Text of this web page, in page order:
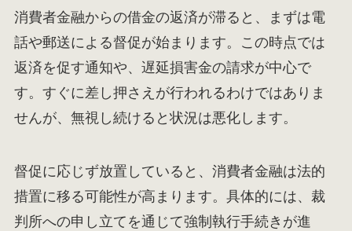
消費者金融からの借金の返済が滞ると、まずは電
話や郵送による督促が始まります。この時点では
返済を促す通知や、遅延損害金の請求が中心で
す。すぐに差し押さえが行われるわけではありま
せんが、無視し続けると状況は悪化します。
督促に応じず放置していると、消費者金融は法的
措置に移る可能性が高まります。具体的には、裁
判所への申し立てを通じて強制執行手続きが進